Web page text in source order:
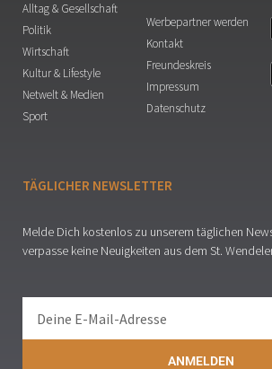
Alltag & Gesellschaft
Politik
Wirtschaft
Kultur & Lifestyle
Netwelt & Medien
Sport
Werbepartner werden
Kontakt
Freundeskreis
Impressum
Datenschutz
TÄGLICHER NEWSLETTER
Melde Dich kostenlos zu unserem täglichen
verpasse keine Neuigkeiten aus dem St.
ANMELDEN